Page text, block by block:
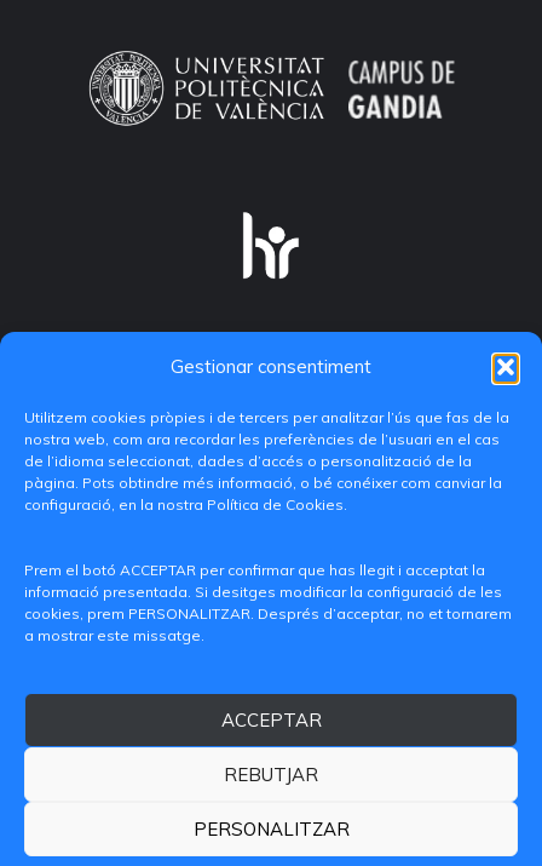
Gestionar consentiment
Utilitzem cookies pròpies i de tercers per analitzar l’ús que fas de la
nostra web, com ara recordar les preferències de l’usuari en el cas
de l’idioma seleccionat, dades d’accés o personalització de la
pàgina. Pots obtindre més informació, o bé conéixer com canviar la
configuració, en la nostra Política de Cookies.
Prem el botó ACCEPTAR per confirmar que has llegit i acceptat la
informació presentada. Si desitges modificar la configuració de les
cookies, prem PERSONALITZAR. Després d’acceptar, no et tornarem
a mostrar este missatge.
ACCEPTAR
REBUTJAR
PERSONALITZAR
C/ Paranimf, 1 - 46730 Grau de Gandia
+34 962849333
DE VALÈNCIA
Avís legalPolítica de privacitat